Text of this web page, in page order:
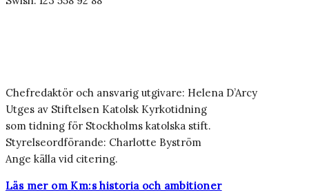
Chefredaktör och ansvarig utgivare: Helena D’Arcy
Utges av Stiftelsen Katolsk Kyrkotidning
som tidning för Stockholms katolska stift.
Styrelseordförande: Charlotte Byström
Ange källa vid citering.
Läs mer om Km:s historia och ambitioner